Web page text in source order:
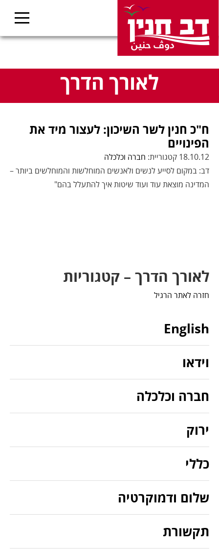
לאורך הדרך
ח"כ חנין לשר השיכון: לעצור מיד את
הפינויים
18.10.12 קטגוריית:
חברה וכלכלה
דב: במקום לסייע לנשים ולאנשים המוחלשות והמוחלשים ביותר –
המדינה מוצאת עוד ועוד שיטות איך להתעלל בהם"
לאורך הדרך – קטגוריות
חזרה לאתר הרגיל
English
וידאו
חברה וכלכלה
ירוק
כללי
שלום ודמוקרטיה
תקשורת